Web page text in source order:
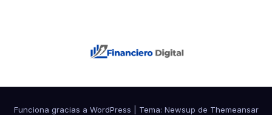
Funciona gracias a WordPress Tema: Newsup de Themeansar